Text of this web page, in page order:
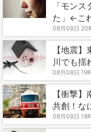
「モン
た」←こ
08月08日 20
【地震
川でも揺
08月08日 19
【衝撃
共創！な
08月08日 18